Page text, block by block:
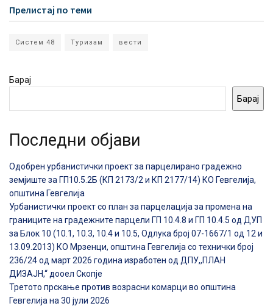
Прелистај по теми
Систем 48 Туризам вести
Барај
Барај
Последни објави
Одобрен урбанистички проект за парцелирано градежно
земјиште за ГП10.5.2Б (КП 2173/2 и КП 2177/14) КО Гевгелија,
општина Гевгелија
Урбанистички проект со план за парцелација за промена на
границите на градежните парцели ГП 10.4.8 и ГП 10.4.5 од ДУП
за Блок 10 (10.1, 10.3, 10.4 и 10.5, Одлука број 07-1667/1 од 12 и
13.09.2013) КО Мрзенци, општина Гевгелија со технички број
236/24 од март 2026 година изработен од ДПУ,,ПЛАН
ДИЗАЈН,“ дооел Скопје
Третото прскање против возрасни комарци во општина
Гевгелија на 30 јули 2026